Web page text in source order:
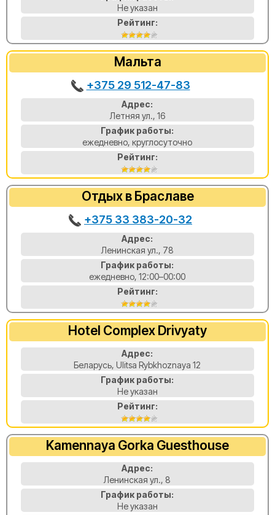
Не указан
Рейтинг:
Мальта
+375 29 512-47-83
Адрес:
Летняя ул., 16
График работы:
ежедневно, круглосуточно
Рейтинг:
Отдых в Браславе
+375 33 383-20-32
Адрес:
Ленинская ул., 78
График работы:
ежедневно, 12:00–00:00
Рейтинг:
Hotel Complex Drivyaty
Адрес:
Беларусь, Ulitsa Rybkhoznaya 12
График работы:
Не указан
Рейтинг:
Kamennaya Gorka Guesthouse
Адрес:
Ленинская ул., 8
График работы:
Не указан